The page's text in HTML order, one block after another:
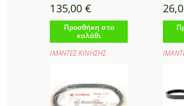
135,00€
Προσθήκη στο
καλάθι
ΙΜΑΝΤΕΣ ΚΙΝΗΣΗΣ